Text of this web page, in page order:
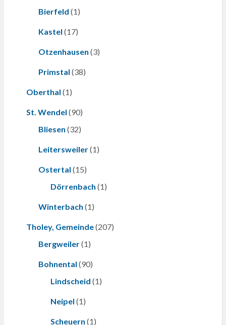
Bierfeld (1)
Kastel (17)
Otzenhausen (3)
Primstal (38)
Oberthal (1)
St. Wendel (90)
Bliesen (32)
Leitersweiler(1)
Ostertal (15)
Dörrenbach (1)
Winterbach (1)
Tholey, Gemeinde(207)
Bergweiler(1)
Bohnental (90)
Lindscheid (1)
Neipel (1)
Scheuern (1)